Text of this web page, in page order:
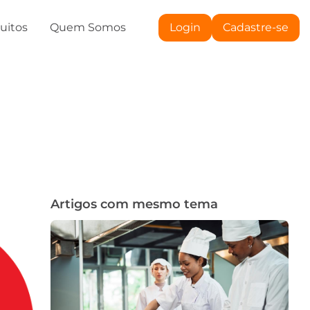
Quem Somos Login Cadastre-se
Artigos com mesmo tema